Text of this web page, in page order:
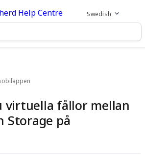
Swedish
virtuella fållor mellan
Storage på